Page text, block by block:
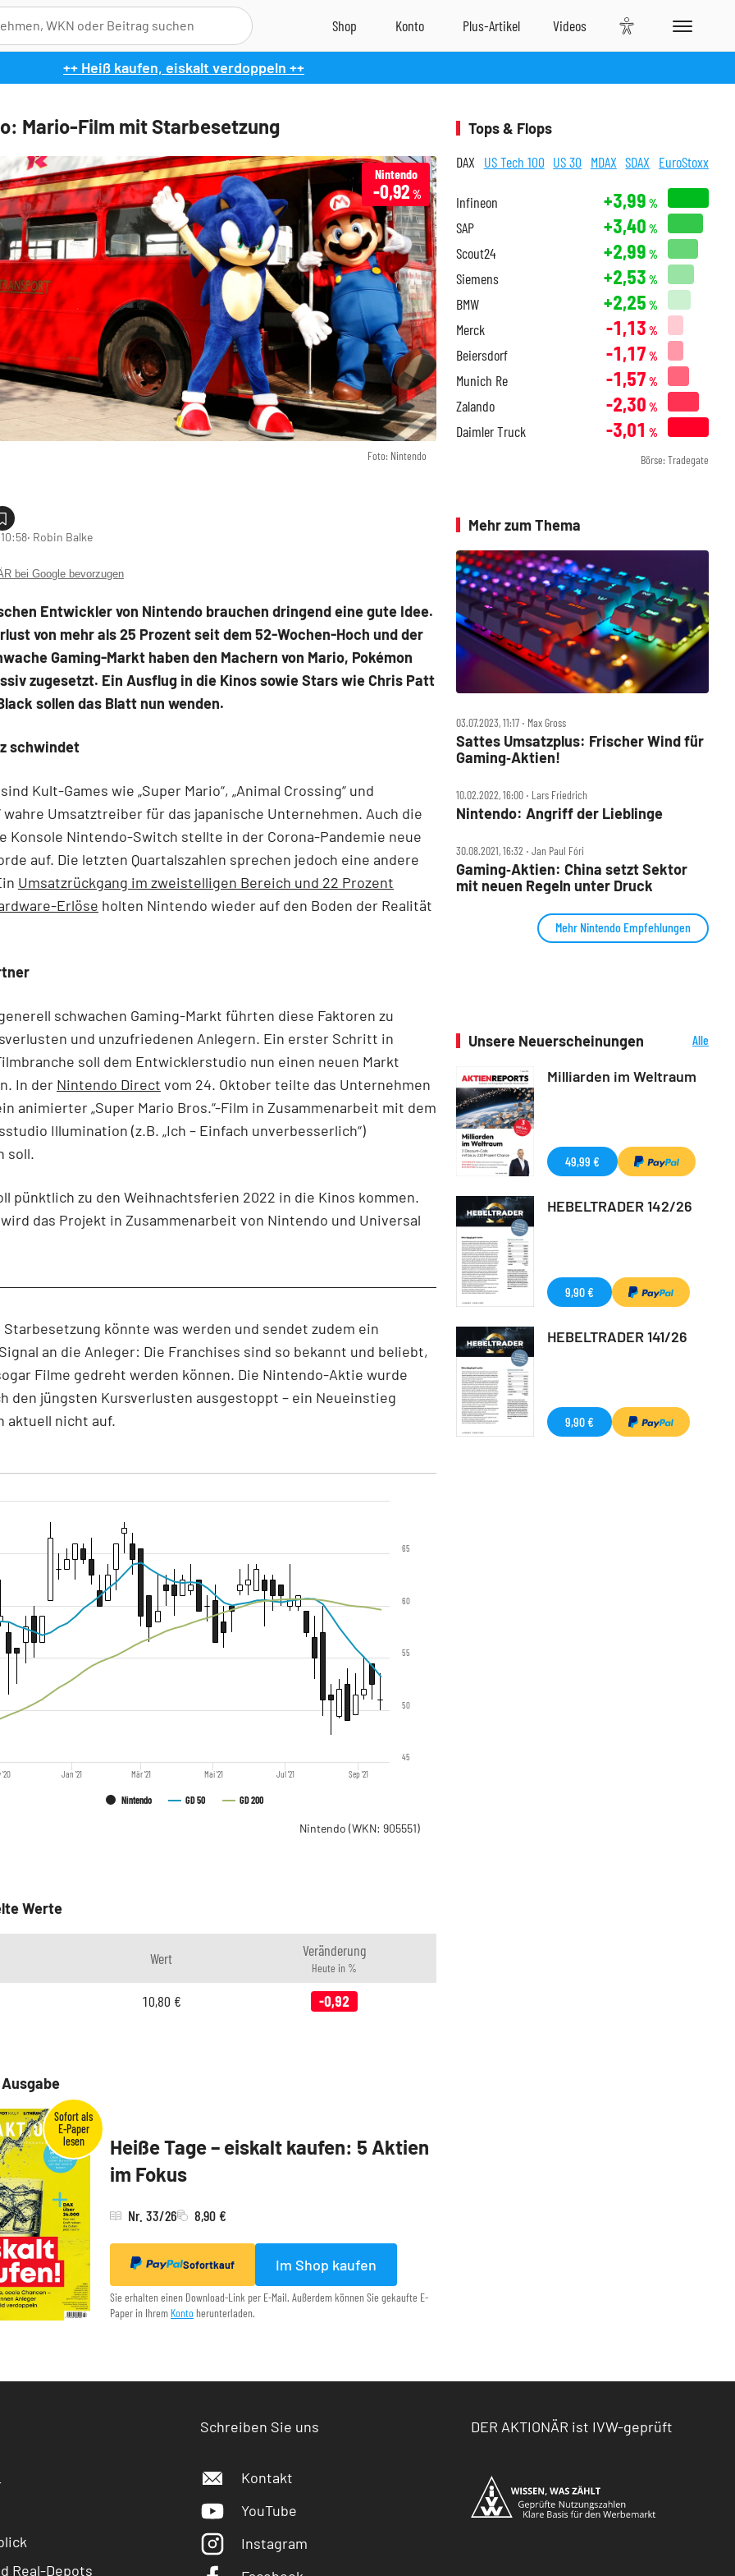
++ Heiß kaufen, eiskalt verdoppeln ++
Mario-Film mit Starbesetzung
Foto: Nintendo
Nintendo
-0,92%
‧ Robin Balke
bei Google bevorzugen
Entwickler von Nintendo brauchen dringend eine gute Idee.
von mehr als 25 Prozent seit dem 52-Wochen-Hoch und der
Gaming-Markt haben den Machern von Mario, Pokémon
zugesetzt. Ein Ausflug in die Kinos sowie Stars wie Chris Patt
sollen das Blatt nun wenden.
schwindet
Kult-Games wie „Super Mario“, „Animal Crossing“ und
wahre Umsatztreiber für das japanische Unternehmen. Auch die
Konsole Nintendo-Switch stellte in der Corona-Pandemie neue
auf. Die letzten Quartalszahlen sprechen jedoch eine andere
Umsatzrückgang im zweistelligen Bereich und 22 Prozent
Erlöse holten Nintendo wieder auf den Boden der Realität
schwachen Gaming-Markt führten diese Faktoren zu
und unzufriedenen Anlegern. Ein erster Schritt in
soll dem Entwicklerstudio nun einen neuen Markt
In der Nintendo Direct vom 24. Oktober teilte das Unternehmen
animierter „Super Mario Bros.“-Film in Zusammenarbeit mit dem
Illumination (z.B. „Ich – Einfach unverbesserlich“)
soll.
pünktlich zu den Weihnachtsferien 2022 in die Kinos kommen.
das Projekt in Zusammenarbeit von Nintendo und Universal
Starbesetzung könnte was werden und sendet zudem ein
an die Anleger: Die Franchises sind so bekannt und beliebt,
Filme gedreht werden können. Die Nintendo-Aktie wurde
den jüngsten Kursverlusten ausgestoppt – ein Neueinstieg
aktuell nicht auf.
Nintendo GD 50 GD 200
Jan '21 Jul '21
'20 Mär '21 Mai '21 Sep '21
45
50
55
60
65
Nintendo (WKN: 905551)
Werte
Wert Veränderung
Heute in %
10,80 € -0,92
Heiße Tage – eiskalt kaufen: 5 Aktien
im Fokus
Nr. 33/26 8,90 €
Sofortkauf Im Shop kaufen
Sie erhalten einen Download-Link per E-Mail. Außerdem können Sie gekaufte E-
Paper in Ihrem Konto herunterladen.
Tops & Flops
DAX US Tech 100 US 30 MDAX SDAX EuroStoxx
Infineon +3,99 %
SAP +3,40 %
Scout24 +2,99 %
Siemens +2,53 %
BMW +2,25 %
Merck -1,13 %
Beiersdorf -1,17 %
Munich Re -1,57 %
Zalando -2,30 %
Daimler Truck -3,01 %
Börse: Tradegate
Mehr zum Thema
03.07.2023, 11:17 ‧ Max Gross
Sattes Umsatzplus: Frischer Wind für
Gaming‑Aktien!
10.02.2022, 16:00 ‧ Lars Friedrich
Nintendo: Angriff der Lieblinge
30.08.2021, 16:32 ‧ Jan Paul Fóri
Gaming‑Aktien: China setzt Sektor
mit neuen Regeln unter Druck
Mehr Nintendo Empfehlungen
Unsere Neuerscheinungen
Alle
Milliarden im Weltraum
49,99 €
HEBELTRADER 142/26
9,90 €
HEBELTRADER 141/26
9,90 €
Real-Depots
Schreiben Sie uns
Kontakt
YouTube
Instagram
DER AKTIONÄR ist IVW-geprüft